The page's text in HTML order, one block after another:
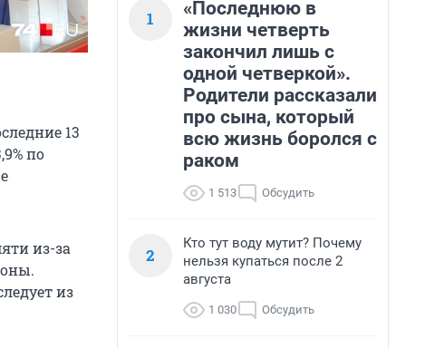
13
по
из-за
из
1
«Последнюю в
жизни четверть
закончил лишь с
одной четверкой».
Родители рассказали
про сына, который
всю жизнь боролся с
раком
1 513 Обсудить
2
Кто тут воду мутит? Почему
нельзя купаться после 2
августа
1 030 Обсудить